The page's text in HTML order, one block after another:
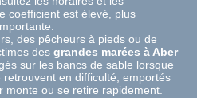
coefficient est élevé, plus
des pêcheurs à pieds ou de
desgrandes marées à Aber
sur les bancs de sable lorsque
en difficulté, emportés
monte ou se retire rapidement.